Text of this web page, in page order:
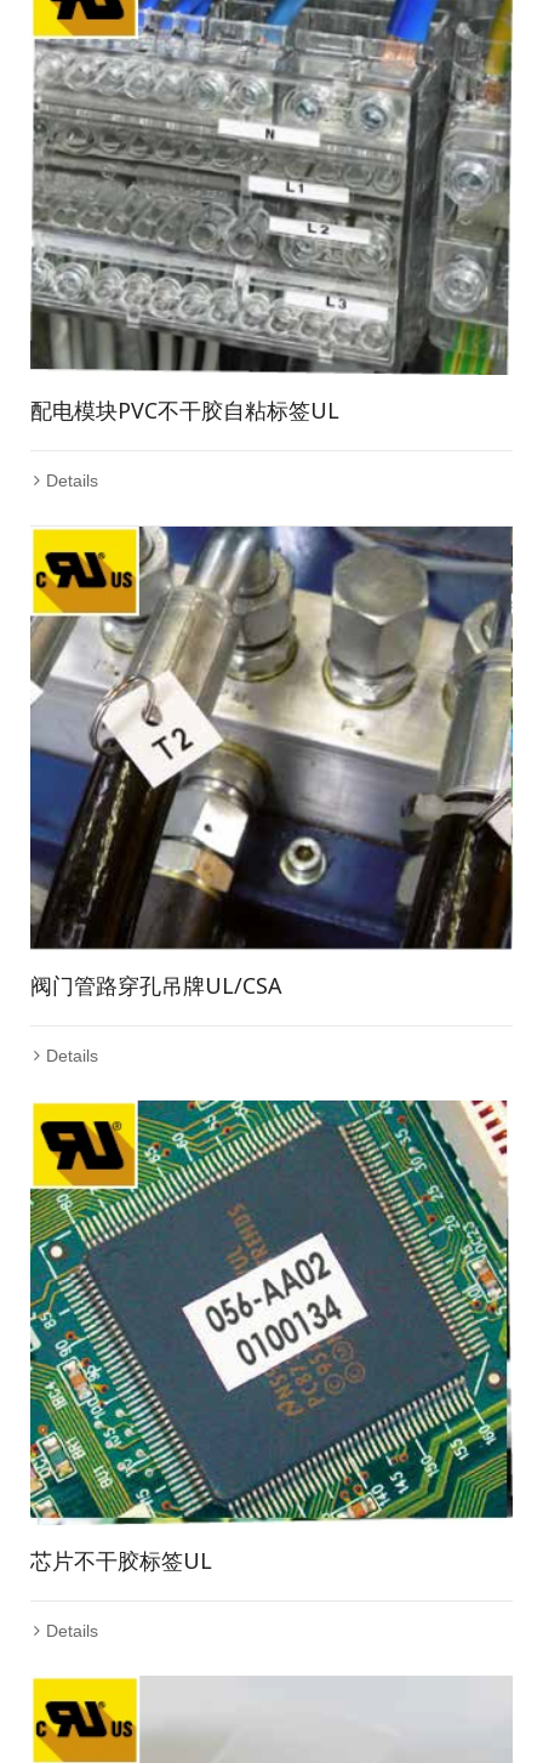
配电模块PVC不干胶自粘标签UL
Details
阀门管路穿孔吊牌UL/CSA
Details
芯片不干胶标签UL
Details